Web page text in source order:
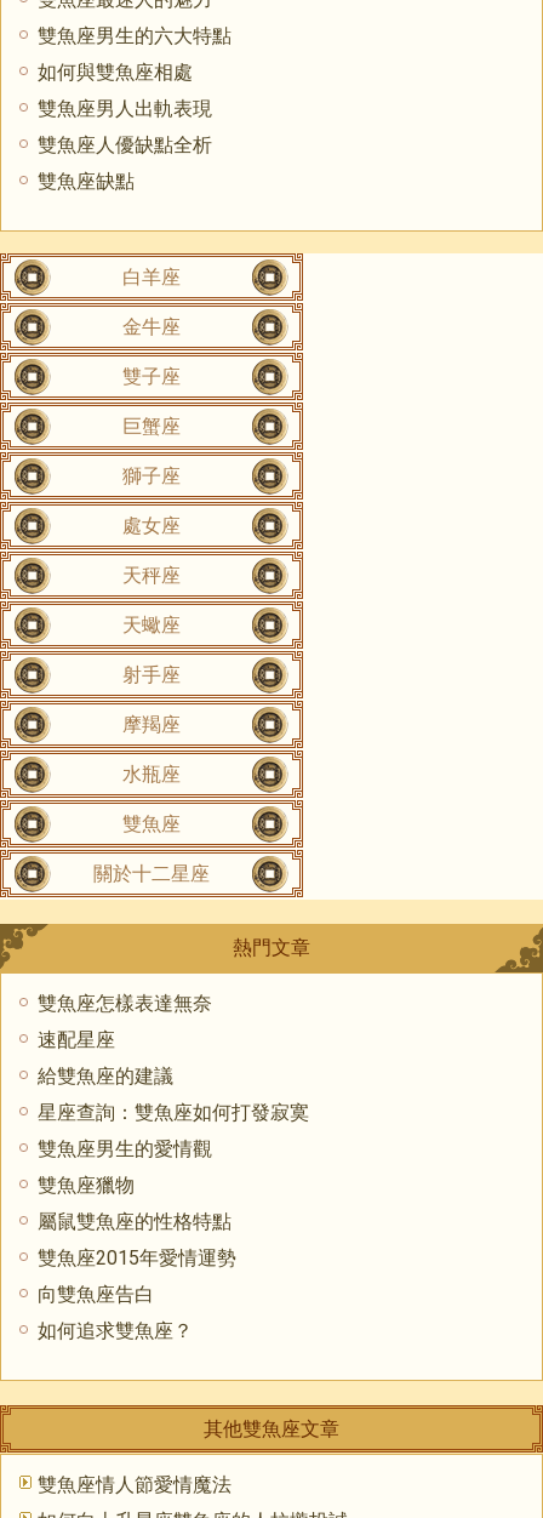
雙魚座男生的六大特點
如何與雙魚座相處
雙魚座男人出軌表現
雙魚座人優缺點全析
雙魚座缺點
白羊座
金牛座
雙子座
巨蟹座
獅子座
處女座
天秤座
天蠍座
射手座
摩羯座
水瓶座
雙魚座
關於十二星座
熱門文章
雙魚座怎樣表達無奈
速配星座
給雙魚座的建議
星座查詢：雙魚座如何打發寂寞
雙魚座男生的愛情觀
雙魚座獵物
屬鼠雙魚座的性格特點
雙魚座2015年愛情運勢
向雙魚座告白
如何追求雙魚座？
其他雙魚座文章
雙魚座情人節愛情魔法